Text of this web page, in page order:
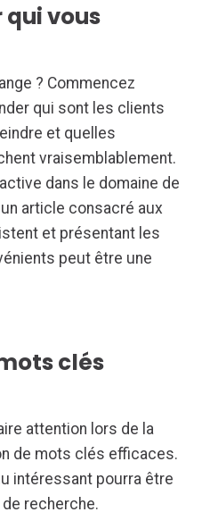
qui vous
? Commencez
qui sont les clients
et quelles
vraisemblablement.
dans le domaine de
article consacré aux
et présentant les
peut être une
clés
attention lors de la
de mots clés efficaces.
intéressant pourra être
recherche.